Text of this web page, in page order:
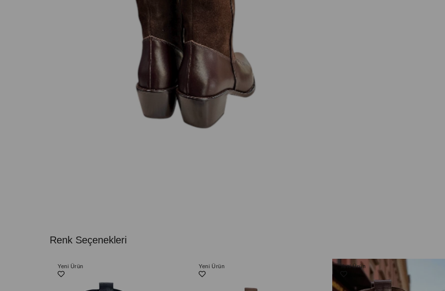
Renk Seçenekleri
Yeni Ürün Yeni Ürün Yeni Ürün